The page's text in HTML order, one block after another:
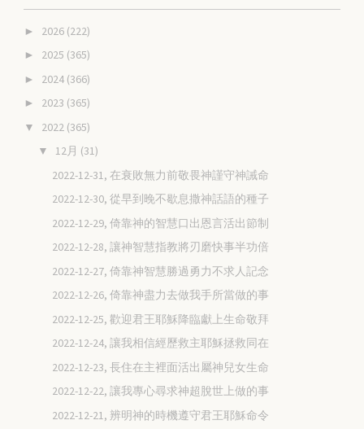
► 2026 (222)
► 2025 (365)
► 2024 (366)
► 2023 (365)
▼ 2022 (365)
▼ 12月 (31)
2022-12-31, 在衰敗無力前敬畏神謹守神誡命
2022-12-30, 從早到晚不歇息撒神話語的種子
2022-12-29, 倚靠神的智慧口出恩言活出節制
2022-12-28, 讓神智慧指教將刃磨快事半功倍
2022-12-27, 倚靠神智慧勝過勇力不求人記念
2022-12-26, 倚靠神盡力去做我手所當做的事
2022-12-25, 歡迎君王耶穌降臨獻上生命敬拜
2022-12-24, 讓我相信經歷救主耶穌拯救同在
2022-12-23, 長住在主裡面活出屬神兒女生命
2022-12-22, 讓我專心尋求神超脫世上做的事
2022-12-21, 辨明神的時機遵守君王耶穌命令